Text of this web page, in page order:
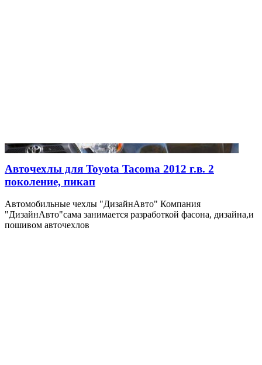
Авточехлы для Toyota Tacoma 2012 г.в. 2
поколение, пикап
Автомобильные чехлы "ДизайнАвто" Компания
"ДизайнАвто"сама занимается разработкой фасона, дизайна,и
пошивом авточехлов